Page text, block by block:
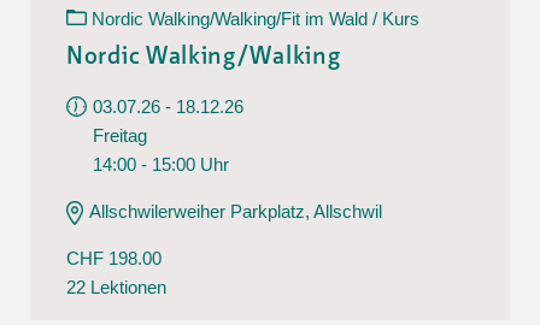
Nordic Walking/Walking/Fit im Wald / Kurs
Nordic Walking/Walking
03.07.26 - 18.12.26
Freitag
14:00 - 15:00 Uhr
Allschwilerweiher Parkplatz, Allschwil
CHF 198.00
22 Lektionen